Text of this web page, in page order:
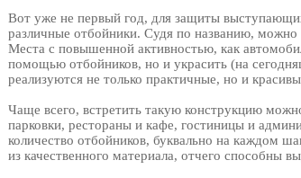
Вот уже не первый год, для защиты
различные отбойники. Судя по названию, можно
Места с повышенной активностью, как
помощью отбойников, но и украсить (на
реализуются не только практичные, но и
Чаще всего, встретить такую конструкцию
парковки, рестораны и кафе, гостиницы и
количество отбойников, буквально на каждом
из качественного материала, отчего способны